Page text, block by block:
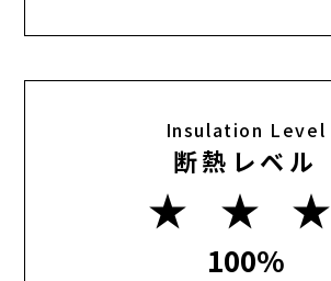
Insulation Level
断熱レベル
★ ★ ★
100%